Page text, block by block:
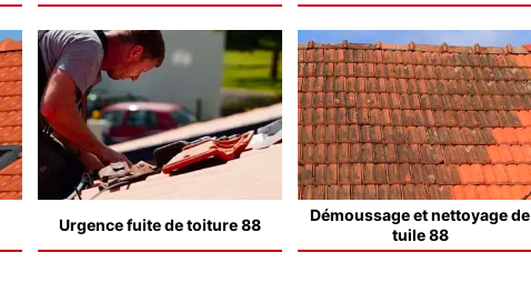
Urgence fuite de toiture 88
Démoussage et nettoyage de
tuile 88